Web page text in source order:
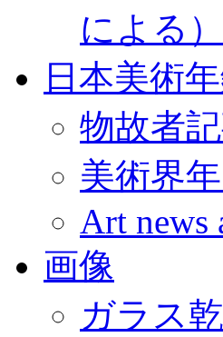
による）
日本美術
物故者
美術界
Art news
画像
ガラス